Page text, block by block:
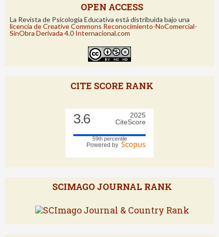
OPEN ACCESS
La Revista de Psicología Educativa está distribuida bajo una
licencia de Creative Commons Reconocimiento-NoComercial-
SinObra Derivada 4.0 Internacional.com
CITE SCORE RANK
3.6
2025
CiteScore
59th percentile
Powered by
SCIMAGO JOURNAL RANK